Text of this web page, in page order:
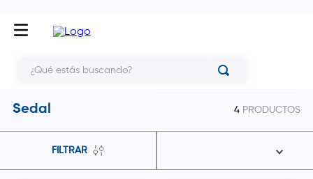
Sedal 4 PRODUCTOS
FILTRAR